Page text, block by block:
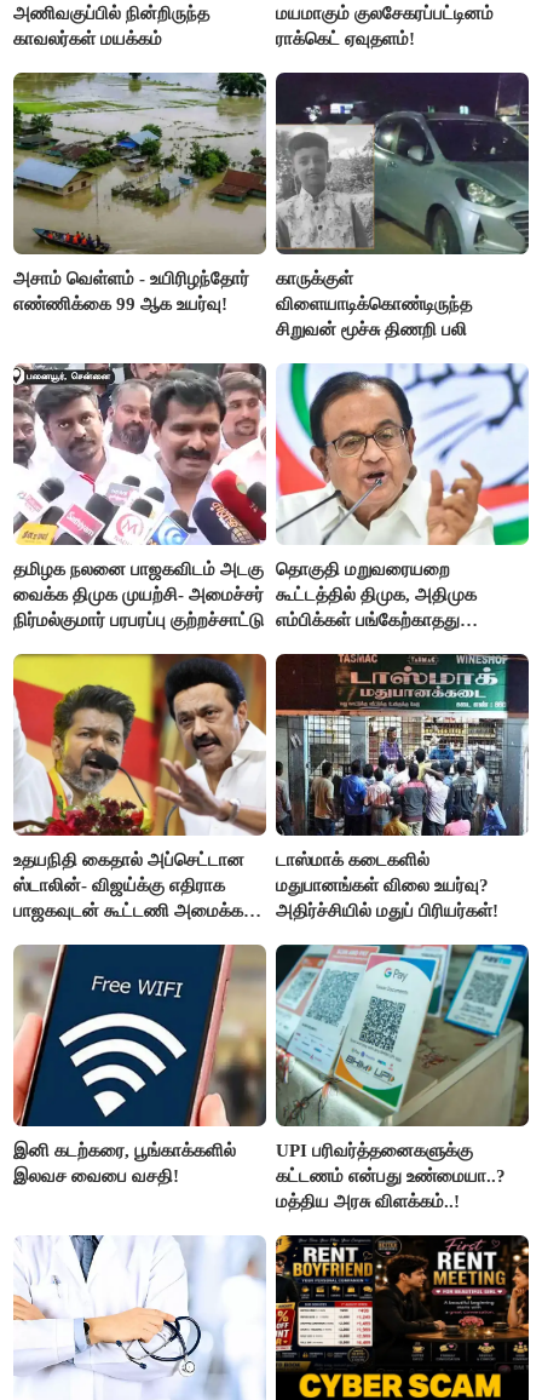
அணிவகுப்பில் நின்றிருந்த
காவலர்கள் மயக்கம்
மயமாகும் குலசேகரப்பட்டினம்
ராக்கெட் ஏவுதளம்!
அசாம் வெள்ளம் - உயிரிழந்தோர்
எண்ணிக்கை 99 ஆக உயர்வு!
காருக்குள்
விளையாடிக்கொண்டிருந்த
சிறுவன் மூச்சு திணறி பலி
தமிழக நலனை பாஜகவிடம் அடகு
வைக்க திமுக முயற்சி- அமைச்சர்
நிர்மல்குமார் பரபரப்பு குற்றச்சாட்டு
தொகுதி மறுவரையறை
கூட்டத்தில் திமுக, அதிமுக
எம்பிக்கள் பங்கேற்காதது
உதயநிதி கைதால் அப்செட்டான
ஸ்டாலின்- விஜய்க்கு எதிராக
பாஜகவுடன் கூட்டணி அமைக்க
டாஸ்மாக் கடைகளில்
மதுபானங்கள் விலை உயர்வு?
அதிர்ச்சியில் மதுப் பிரியர்கள்!
இனி கடற்கரை, பூங்காக்களில்
இலவச வைபை வசதி!
UPI பரிவர்த்தனைகளுக்கு
கட்டணம் என்பது உண்மையா..?
மத்திய அரசு விளக்கம்..!